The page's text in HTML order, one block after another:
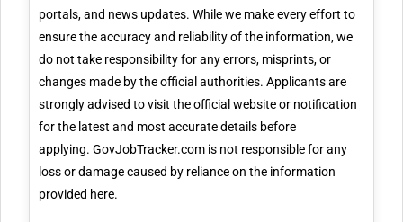
portals, and news updates. While we make every effort to
ensure the accuracy and reliability of the information, we
do not take responsibility for any errors, misprints, or
changes made by the official authorities. Applicants are
strongly advised to visit the official website or notification
for the latest and most accurate details before
applying. GovJobTracker.com is not responsible for any
loss or damage caused by reliance on the information
provided here.